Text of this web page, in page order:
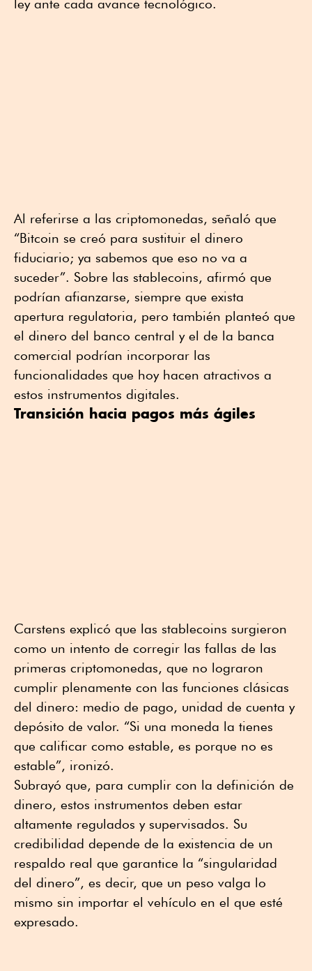
ley ante cada avance tecnológico.
Al referirse a las criptomonedas, señaló que
“Bitcoin se creó para sustituir el dinero
fiduciario; ya sabemos que eso no va a
suceder”. Sobre las stablecoins, afirmó que
podrían afianzarse, siempre que exista
apertura regulatoria, pero también planteó que
el dinero del banco central y el de la banca
comercial podrían incorporar las
funcionalidades que hoy hacen atractivos a
estos instrumentos digitales.
Transición hacia pagos más ágiles
Carstens explicó que las stablecoins surgieron
como un intento de corregir las fallas de las
primeras criptomonedas, que no lograron
cumplir plenamente con las funciones clásicas
del dinero: medio de pago, unidad de cuenta y
depósito de valor. “Si una moneda la tienes
que calificar como estable, es porque no es
estable”, ironizó.
Subrayó que, para cumplir con la definición de
dinero, estos instrumentos deben estar
altamente regulados y supervisados. Su
credibilidad depende de la existencia de un
respaldo real que garantice la “singularidad
del dinero”, es decir, que un peso valga lo
mismo sin importar el vehículo en el que esté
expresado.